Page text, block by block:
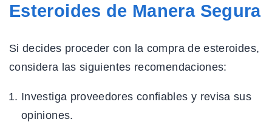
Esteroides de Manera Segura
Si decides proceder con la compra de esteroides,
considera las siguientes recomendaciones:
Investiga proveedores confiables y revisa sus
opiniones.